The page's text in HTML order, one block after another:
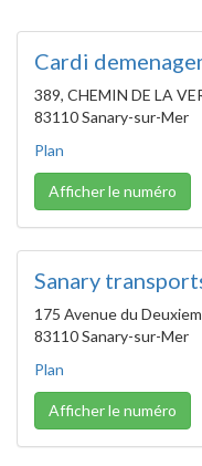
Cardi
389, CHEMIN DE LA
83110 Sanary-sur-Mer
Plan
Afficher le numéro
Sanary
175 Avenue du
83110 Sanary-sur-Mer
Plan
Afficher le numéro